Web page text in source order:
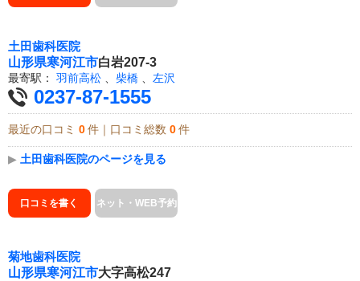
土田歯科医院
山形県寒河江市白岩207-3
最寄駅： 羽前高松 柴橋 左沢
0237-87-1555
最近の口コミ 0 件｜口コミ総数 0 件
▶ 土田歯科医院のページを見る
口コミを書く ネット・WEB予約
菊地歯科医院
山形県寒河江市大字高松247